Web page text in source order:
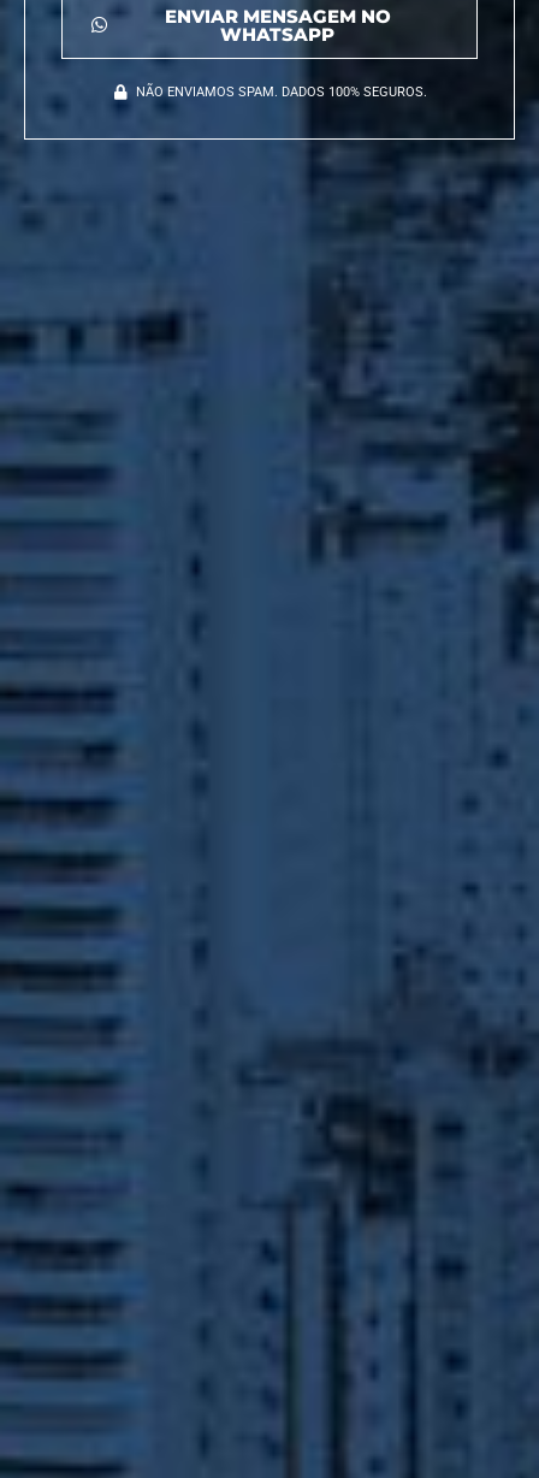
ENVIAR MENSAGEM NO
WHATSAPP
NÃO ENVIAMOS SPAM. DADOS 100% SEGUROS.